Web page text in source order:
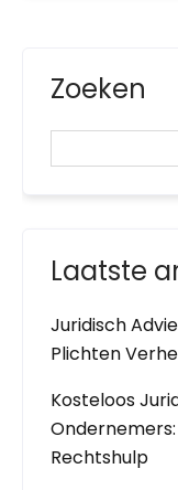
Zoeken
Laatste
Juridisch
Plichten
Kosteloos
Rechtshulp